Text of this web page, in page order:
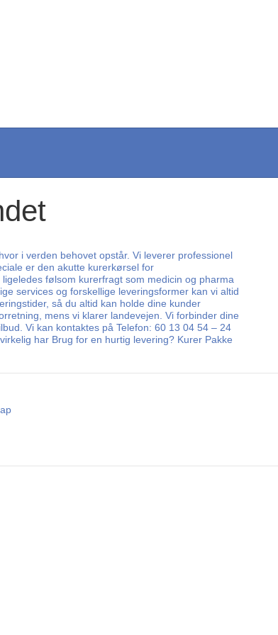
i verden behovet opstår. Vi leverer professionel
er den akutte kurerkørsel for
følsom kurerfragt som medicin og pharma
services og forskellige leveringsformer kan vi altid
så du altid kan holde dine kunder
mens vi klarer landevejen. Vi forbinder dine
Vi kan kontaktes på Telefon: 60 13 04 54 – 24
har Brug for en hurtig levering? Kurer Pakke